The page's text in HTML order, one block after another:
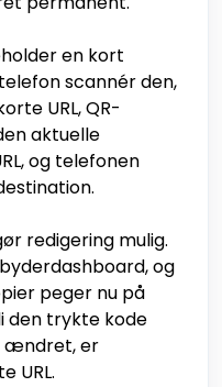
en kort
scannér den,
URL, QR-
aktuelle
og telefonen
redigering mulig.
og
peger nu på
den trykte kode
ændret, er
URL.